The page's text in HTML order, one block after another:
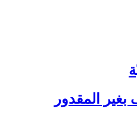
بغير المقدور